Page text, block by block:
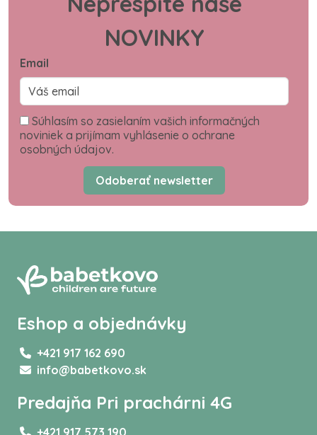
NOVINKY
Email
Súhlasím so zasielaním vašich informačných
noviniek a prijímam vyhlásenie o ochrane
osobných údajov.
Odoberať newsletter
Eshop a objednávky
+421 917 162 690
info@babetkovo.sk
Predajňa Pri prachárni 4G
+421 917 573 190